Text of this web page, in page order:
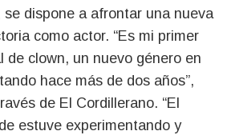
dispone a afrontar una nueva
como actor. “Es mi primer
de clown, un nuevo género en
hace más de dos años”,
de El Cordillerano. “El
estuve experimentando y